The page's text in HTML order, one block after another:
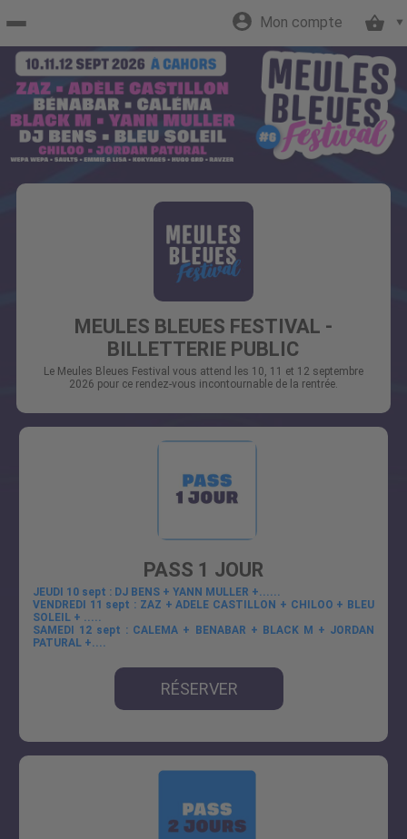
Accueil
billetterie
Mon compte
MEULES BLEUES FESTIVAL -
BILLETTERIE PUBLIC
Le Meules Bleues Festival vous attend les 10, 11 et 12 septembre
2026 pour ce rendez-vous incontournable de la rentrée.
PASS 1 JOUR
JEUDI 10 sept : DJ BENS + YANN MULLER +......
VENDREDI 11 sept : ZAZ + ADELE CASTILLON + CHILOO + BLEU
SOLEIL + .....
SAMEDI 12 sept : CALEMA + BENABAR + BLACK M + JORDAN
PATURAL +....
RÉSERVER